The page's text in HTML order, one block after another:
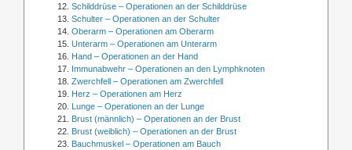
Schilddrüse – Operationen an der Schilddrüse
Schulter – Operationen an der Schulter
Oberarm – Operationen am Oberarm
Unterarm – Operationen am Unterarm
Hand – Operationen an der Hand
Immunabwehr – Operationen an den Lymphknoten
Zwerchfell – Operationen am Zwerchfell
Herz – Operationen am Herz
Lunge – Operationen an der Lunge
Brust (männlich) – Operationen an der Brust
Brust (weiblich) – Operationen an der Brust
Bauchmuskel – Operationen am Bauch